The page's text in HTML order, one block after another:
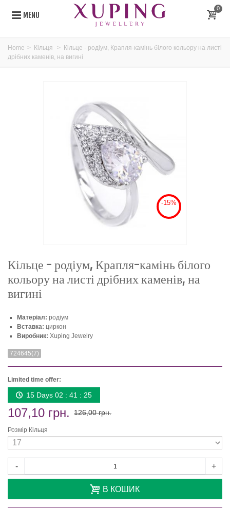
MENU
0
Home > Кільця > Кільце - родіум, Крапля-камінь білого кольору на листі
дрібних каменів, на вигині
-15%
Кільце - родіум, Крапля-камінь білого
кольору на листі дрібних каменів, на
вигині
Матеріал: родіум
Вставка: циркон
Виробник: Xuping Jewelry
724645(7)
Limited time offer:
15 Days 02 : 41 : 25
107,10 грн. 126,00 грн.
Розмір Кільця
- +
В КОШИК